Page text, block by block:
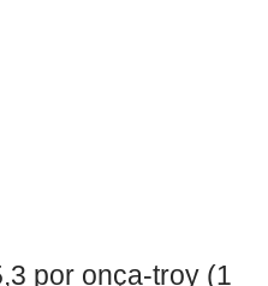
por onça-troy (1